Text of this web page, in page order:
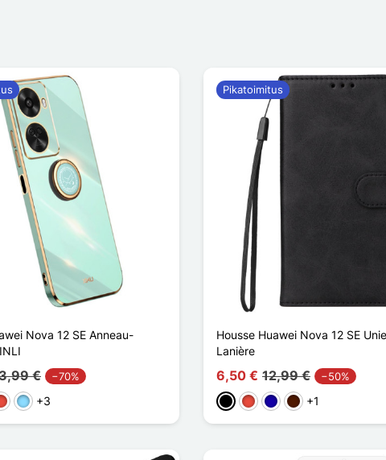
Nova 12 SE Anneau-
€ −70%
Bleu Clair
+3
Housse Huawei Nova 12 SE
Lanière
6,50 € 12,99 € −50%
MustaPunainenBleu Foncé
Marron Foncé
+1
Pikatoimitus